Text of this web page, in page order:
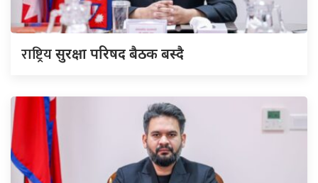
राष्ट्रियसुरक्षा परिषद बैठक बस्दै